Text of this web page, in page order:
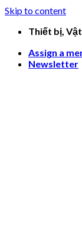
Skip to content
Thiết bị,
Assign a
Newsletter